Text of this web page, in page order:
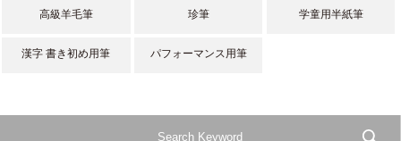
高級羊毛筆 珍筆 学童用半紙筆
漢字 書き初め用筆 パフォーマンス用筆